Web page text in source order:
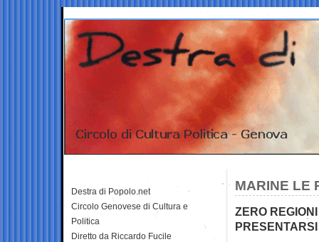
MARINE LE
ZERO
Destra di Popolo.net
Circolo Genovese di Cultura e
Politica
Diretto da Riccardo Fucile